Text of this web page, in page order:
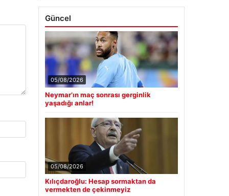
Güncel
05/08/2026
Neymar’ın maç sonrası gerginlik
yaşadığı anlar!
05/08/2026
Kılıçdaroğlu: Hesap sormaktan da
vermekten de çekinmeyiz